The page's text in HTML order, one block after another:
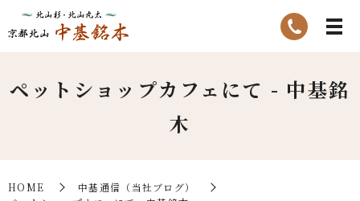
ペットショップカフェにて - 中基銘
木
HOME
中基通信（当社ブログ）